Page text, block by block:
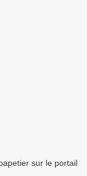
sur le portail